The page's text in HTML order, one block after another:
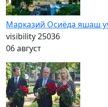
Марказий Осиёда яшаш
visibility25036
06 август